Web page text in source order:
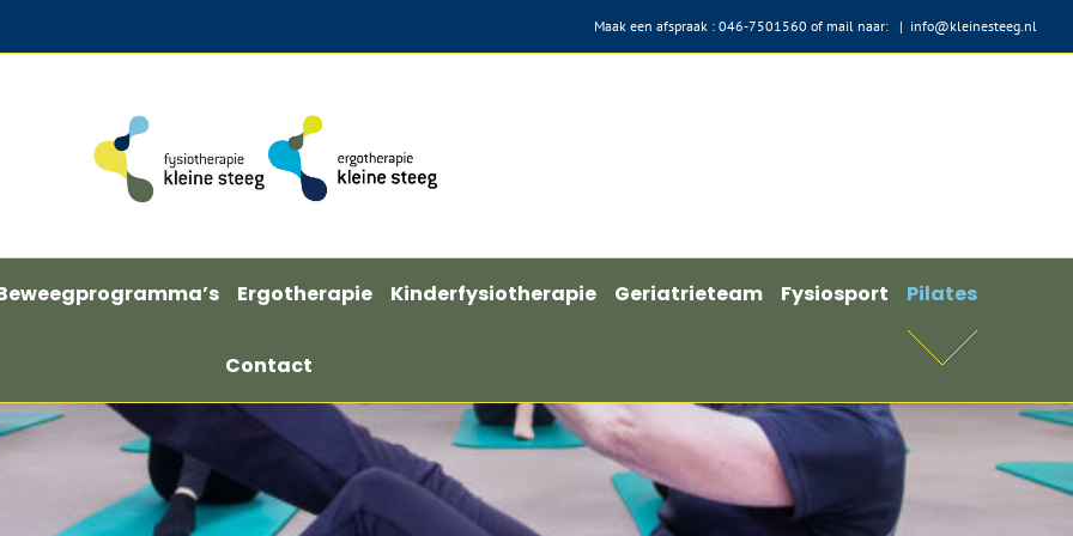
Maak een afspraak : 046-7501560 of mail naar: | info@kleinesteeg.nl
Ergotherapie Kinderfysiotherapie Geriatrieteam Fysiosport Pilates
Contact